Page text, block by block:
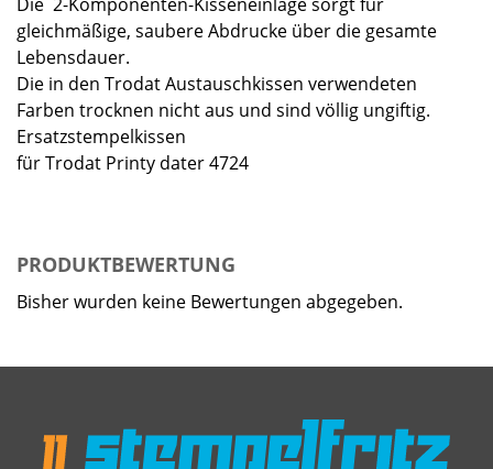
gleichmäßige, saubere Abdrucke über die gesamte
Lebensdauer.
Die in den Trodat Austauschkissen verwendeten
Farben trocknen nicht aus und sind völlig ungiftig.
Ersatzstempelkissen
für Trodat Printy dater 4724
PRODUKTBEWERTUNG
Bisher wurden keine Bewertungen abgegeben.